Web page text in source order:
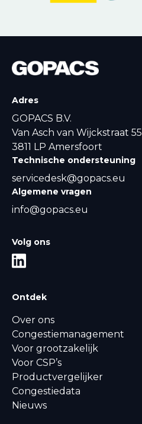
Adres
GOPACS B.V.
Van Asch van Wijckstraat 55
3811 LP Amersfoort
Technische ondersteuning
servicedesk@gopacs.eu
Algemene vragen
info@gopacs.eu
Volg ons
Ontdek
Over ons
Congestiemanagement
Voor grootzakelijk
Voor CSP’s
Productvergelijker
Congestiedata
Nieuws